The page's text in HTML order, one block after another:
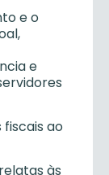
e o
e
fiscais ao
às